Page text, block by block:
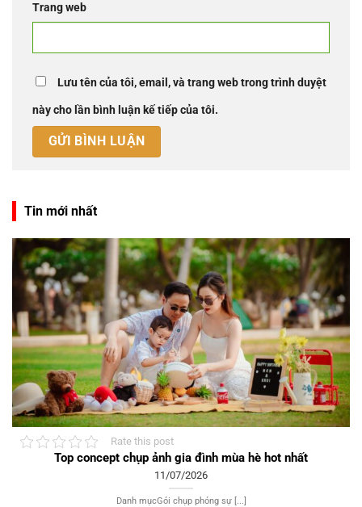
Trang web
Lưu tên của tôi, email, và trang web trong trình duyệt
này cho lần bình luận kế tiếp của tôi.
Tin mới nhất
Rate this post
Top concept chụp ảnh gia đình mùa hè hot nhất
11/07/2026
Danh mụcGói chụp phóng sự [...]